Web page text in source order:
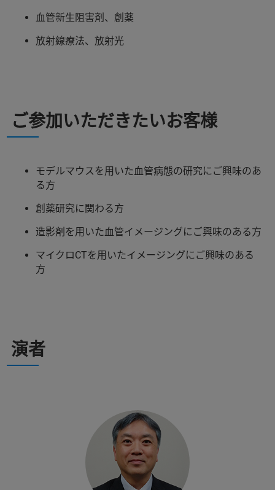
血管新生阻害剤、創薬
放射線療法、放射光
ご参加いただきたいお客様
モデルマウスを用いた血管病態の研究にご興味のあ
る方
創薬研究に関わる方
造影剤を用いた血管イメージングにご興味のある方
マイクロCTを用いたイメージングにご興味のある
方
演者